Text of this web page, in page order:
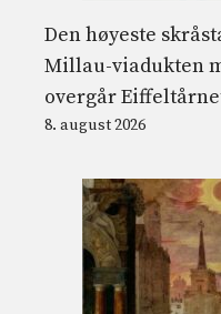
Den høyeste
Millau-viadukten
overgår
8. august 2026